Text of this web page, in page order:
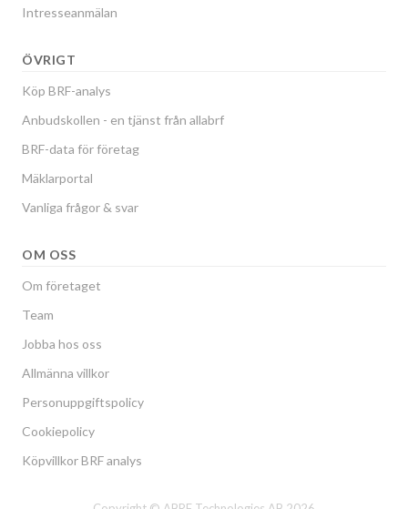
Intresseanmälan
ÖVRIGT
Köp BRF-analys
Anbudskollen - en tjänst från allabrf
BRF-data för företag
Mäklarportal
Vanliga frågor & svar
OM OSS
Om företaget
Team
Jobba hos oss
Allmänna villkor
Personuppgiftspolicy
Cookiepolicy
Köpvillkor BRF analys